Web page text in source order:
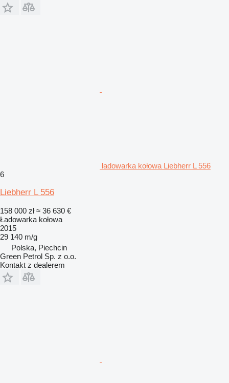
ładowarka kołowa Liebherr L 556
6
Liebherr L 556
158 000 zł ≈ 36 630 €
Ładowarka kołowa
2015
29 140 m/g
Polska, Piechcin
Green Petrol Sp. z o.o.
Kontakt z dealerem